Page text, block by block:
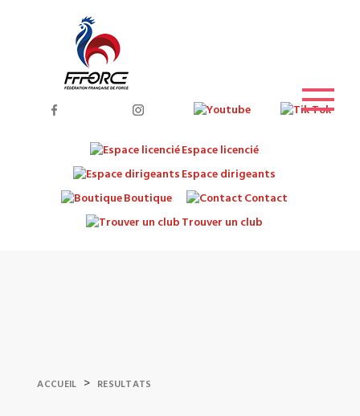
Espace licencié
Espace dirigeants
Boutique
Contact
Trouver un club
ACCUEIL > RESULTATS